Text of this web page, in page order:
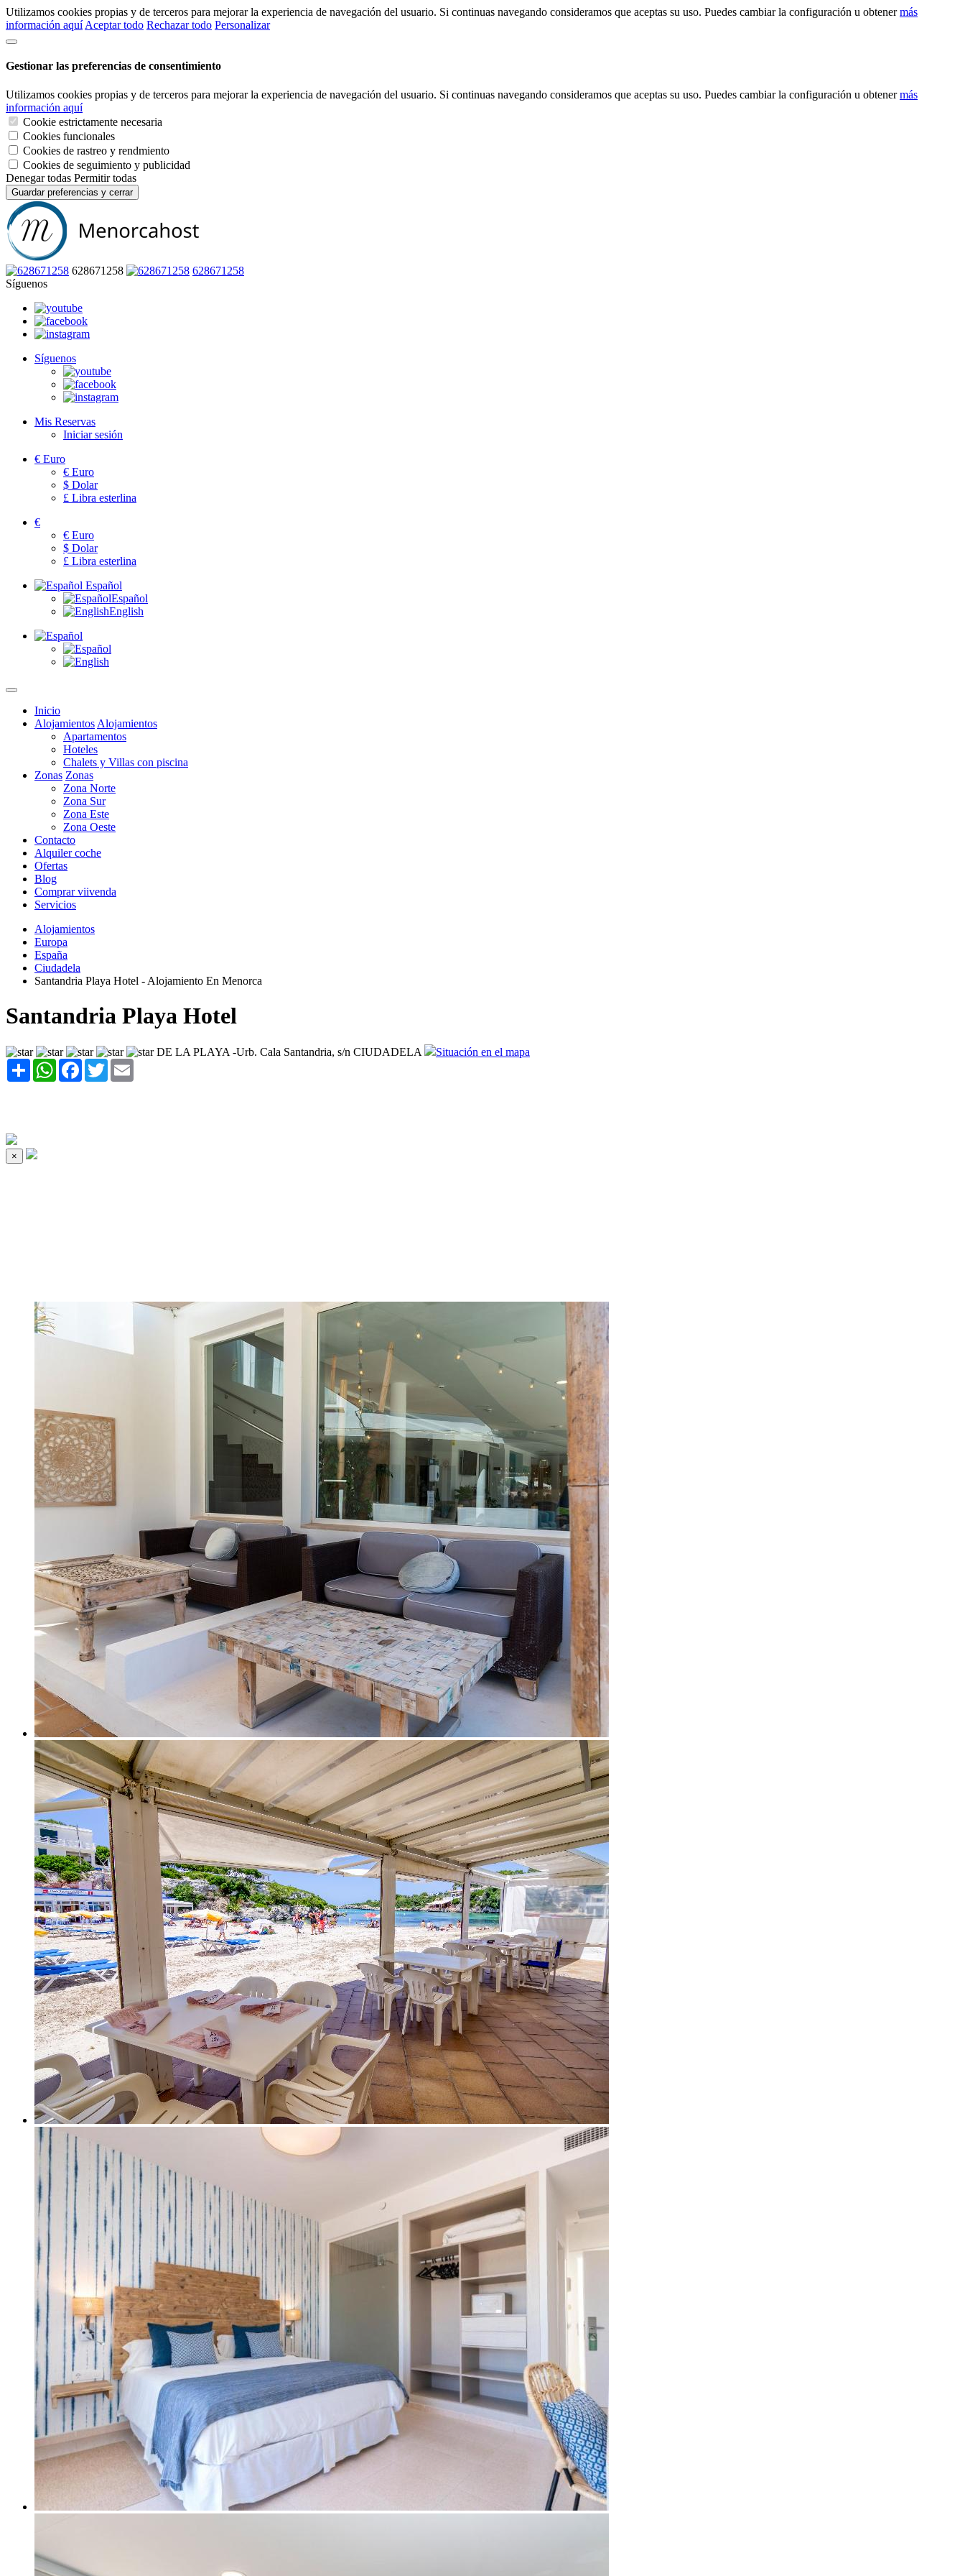
Utilizamos cookies propias y de terceros para mejorar la experiencia de navegación del usuario. Si continuas navegando consideramos que aceptas su uso. Puedes cambiar la configuración u obtenermás
información aquí Aceptar todo Rechazar todo Personalizar
Gestionar las preferencias de consentimiento
Utilizamos cookies propias y de terceros para mejorar la experiencia de navegación del usuario. Si continuas navegando consideramos que aceptas su uso. Puedes cambiar la configuración u obtenermás
información aquí
Cookie estrictamente necesaria
Cookies funcionales
Cookies de rastreo y rendmiento
Cookies de seguimiento y publicidad
Denegar todas Permitir todas
Guardar preferencias y cerrar
628671258
628671258
Síguenos
Síguenos
Mis Reservas
Iniciar sesión
€ Euro
€ Euro
$ Dolar
£ Libra esterlina
€
€ Euro
$ Dolar
£ Libra esterlina
Español
Español
English
Inicio
Alojamientos Alojamientos
Apartamentos
Hoteles
Chalets y Villas con piscina
Zonas Zonas
Zona Norte
Zona Sur
Zona Este
Zona Oeste
Contacto
Alquiler coche
Ofertas
Blog
Comprar viivenda
Servicios
Alojamientos
Europa
España
Ciudadela
Santandria Playa Hotel - Alojamiento En Menorca
Santandria Playa Hotel
DE LA PLAYA -Urb. Cala Santandria, s/n CIUDADELA
Situación en el mapa
Share WhatsAppFacebook
Twitter
×